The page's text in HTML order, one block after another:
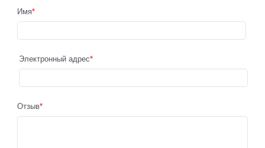
Имя
Электронный адрес
Отзыв